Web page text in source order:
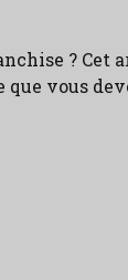
? Cet
vous